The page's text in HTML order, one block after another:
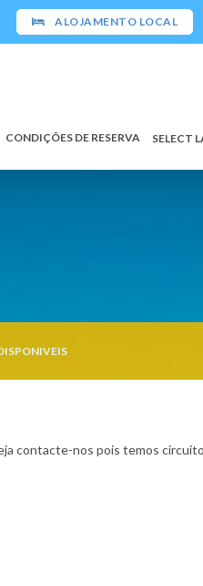
ALOJAMENTO LOCAL
CONDIÇÕES DE RESERVA SELECT
contacte-nos pois temos